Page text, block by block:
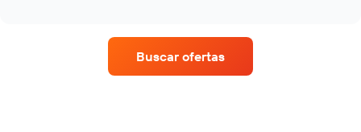
Buscar ofertas